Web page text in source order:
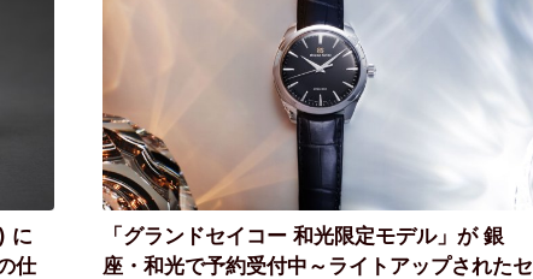
に
仕
「グランドセイコー 和光限定モデル」が 銀
座・和光で予約受付中～ライトアップされたセ